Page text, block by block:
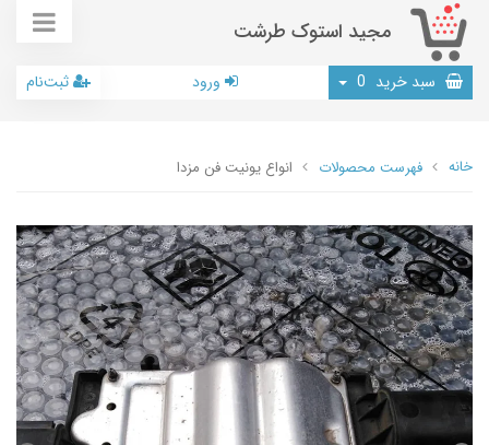
مجید استوک طرشت
سبد خرید 0 ورود ثبت‌نام
خانه فهرست محصولات انواع یونیت فن مزدا